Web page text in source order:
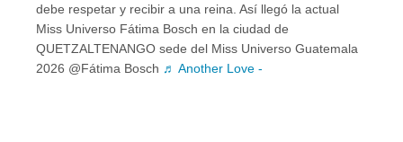
debe respetar y recibir a una reina. Así llegó la actual
Miss Universo Fátima Bosch en la ciudad de
QUETZALTENANGO sede del Miss Universo Guatemala
2026 @Fátima Bosch ♬ Another Love -